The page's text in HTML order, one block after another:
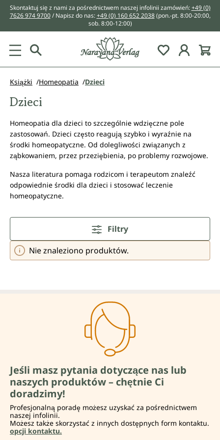
zawartości
Skontaktuj się z nami za pośrednictwem naszej infolinii zamówień:+49 (0)
7626 974 9700/ Napisz do nas:+49 (0) 160 652 2038 (pon.-pt. 8:00-20:00,
sob. 8:00-12:00)
You have 0
Książki Homeopatia Dzieci
Dzieci
Homeopatia dla dzieci to szczególnie wdzięczne pole
zastosowań. Dzieci często reagują szybko i wyraźnie na
środki homeopatyczne. Od dolegliwości związanych z
ząbkowaniem, przez przeziębienia, po problemy rozwojowe.
Nasza literatura pomaga rodzicom i terapeutom znaleźć
odpowiednie środki dla dzieci i stosować leczenie
homeopatyczne.
Filtry
Nie znaleziono produktów.
Jeśli masz pytania dotyczące nas lub
naszych produktów – chętnie Ci
doradzimy!
Profesjonalną poradę możesz uzyskać za pośrednictwem
naszej infolinii.
Możesz także skorzystać z innych dostępnych form kontaktu.
opcji kontaktu.